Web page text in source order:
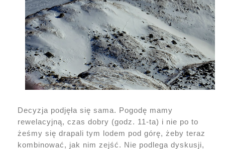
Decyzja podjęła się sama. Pogodę mamy
rewelacyjną, czas dobry (godz. 11-ta) i nie po to
żeśmy się drapali tym lodem pod górę, żeby teraz
kombinować, jak nim zejść. Nie podlega dyskusji,